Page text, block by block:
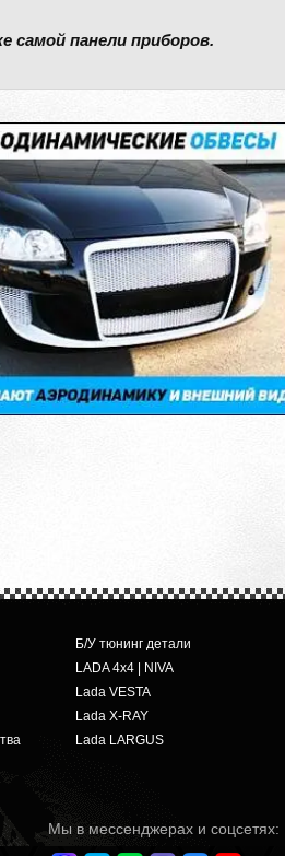
самой панели приборов.
Б/У тюнинг детали
LADA 4x4 | NIVA
Lada VESTA
Lada X-RAY
Lada LARGUS
Мы в мессенджерах и соцсетях: